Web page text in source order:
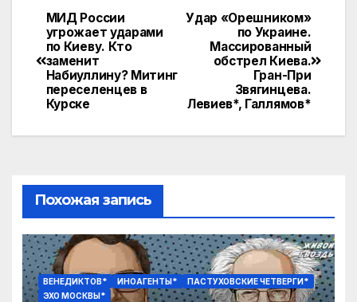
e
gr
a
m
n
o
kl
a
ni
ki
itt
п
в
Навигация
по
записям
Удар «Орешником»
по Украине.
Массированный
обстрел Киева.
Гран-При
Звягинцева.
Левиев*, Галлямов*
МИД России
угрожает ударами
по Киеву. Кто
заменит
Набиуллину? Митинг
переселенцев в
Курске
Похожая запись
ВЕНЕДИКТОВ* ИНОАГЕНТЫ*
ПАСТУХОВСКИЕ ЧЕТВЕРГИ*
ЭХО МОСКВЫ*